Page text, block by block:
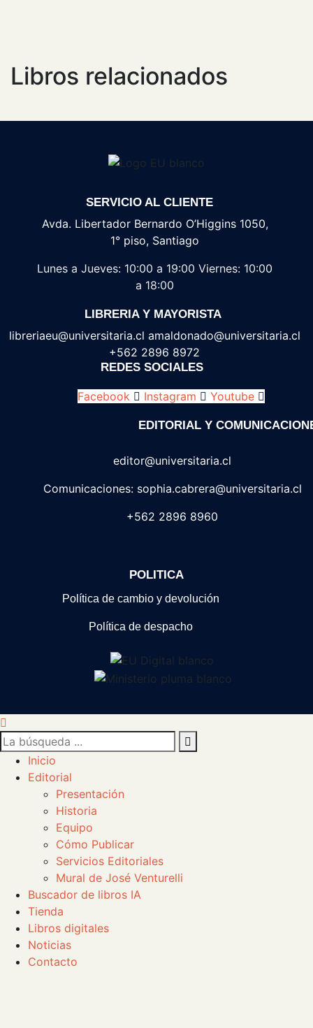
Libros relacionados
SERVICIO AL CLIENTE
Avda. Libertador Bernardo O’Higgins 1050,
1° piso, Santiago
Lunes a Jueves: 10:00 a 19:00 Viernes: 10:00
a 18:00
LIBRERIA Y MAYORISTA
libreriaeu@universitaria.cl amaldonado@universitaria.cl
+562 2896 8972
REDES SOCIALES
Facebook Instagram Youtube
EDITORIAL Y
editor@universitaria.cl
Comunicaciones: sophia.cabrera@universitaria.cl
+562 2896 8960
POLITICA
Política de cambio y devolución
Política de despacho
Inicio
Editorial
Presentación
Historia
Equipo
Cómo Publicar
Servicios Editoriales
Mural de José Venturelli
Buscador de libros IA
Tienda
Libros digitales
Noticias
Contacto